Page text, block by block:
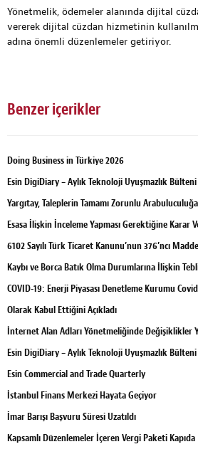
Yönetmelik, ödemeler alanında dijital
vererek dijital cüzdan hizmetinin
adına önemli düzenlemeler getiriyor.
Benzer içerikler
Doing Business in Türkiye 2026
Esin DigiDiary – Aylık Teknoloji Uyuşmazlık Bülteni
Yargıtay, Taleplerin Tamamı Zorunlu
Esasa İlişkin İnceleme Yapması Gerektiğine Karar
6102 Sayılı Türk Ticaret Kanunu’nun 376’ncı
Kaybı ve Borca Batık Olma Durumlarına İlişkin
COVID-19: Enerji Piyasası Denetleme Kurumu
Olarak Kabul Ettiğini Açıkladı
İnternet Alan Adları Yönetmeliğinde Değişiklikler
Esin DigiDiary – Aylık Teknoloji Uyuşmazlık Bülteni
Esin Commercial and Trade Quarterly
İstanbul Finans Merkezi Hayata Geçiyor
İmar Barışı Başvuru Süresi Uzatıldı
Kapsamlı Düzenlemeler İçeren Vergi Paketi Kapıda